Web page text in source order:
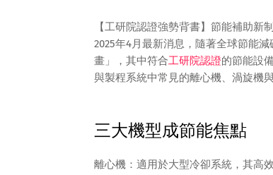
【工研院認證強勢背書】節能補助新
2025年4月最新消息，隨著全球節能
畫」，其中符合工研院認證的節能設
與製程系統中常見的離心機、渦旋機
三大機型成節能焦點
離心機：適用於大型冷卻系統，其高